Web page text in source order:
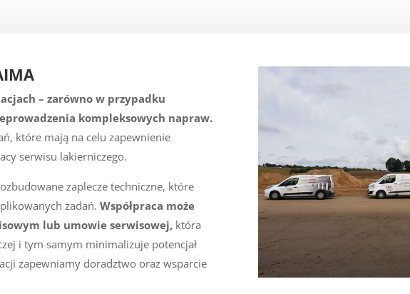
– zarówno w przypadku
kompleksowych napraw.
które mają na celu zapewnienie
serwisu lakierniczego.
zaplecze techniczne, które
zadań.Współpraca może
lub umowie serwisowej, która
i tym samym minimalizuje potencjał
zapewniamy doradztwo oraz wsparcie